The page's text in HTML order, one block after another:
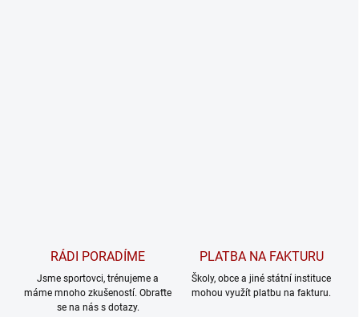
RÁDI PORADÍME
Jsme sportovci, trénujeme a
máme mnoho zkušeností. Obraťte
se na nás s dotazy.
PLATBA NA FAKTURU
Školy, obce a jiné státní instituce
mohou využít platbu na fakturu.